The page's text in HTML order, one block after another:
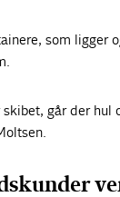
som ligger
går der